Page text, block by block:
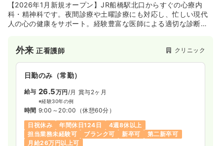
【2026年1月新規オープン】JR船橋駅北口からすぐの心療内
科・精神科です。夜間診療や土曜診療にも対応し、忙しい現代
人の心の健康をサポート。経験豊富な医師による適切な診断
に頼れる身近なクリニックを目指しています。
外来正看護師 クリニック
日勤のみ（常勤）
給与 26.5万円/月 賞与2ヶ月
※経験30年の例
時間 9:00～20:00 （休憩60分）
日祝休み
年間休日124日
4週8休以上
担当業務未経験可
ブランク可 新卒可
第二新卒可
月給26万円以上可